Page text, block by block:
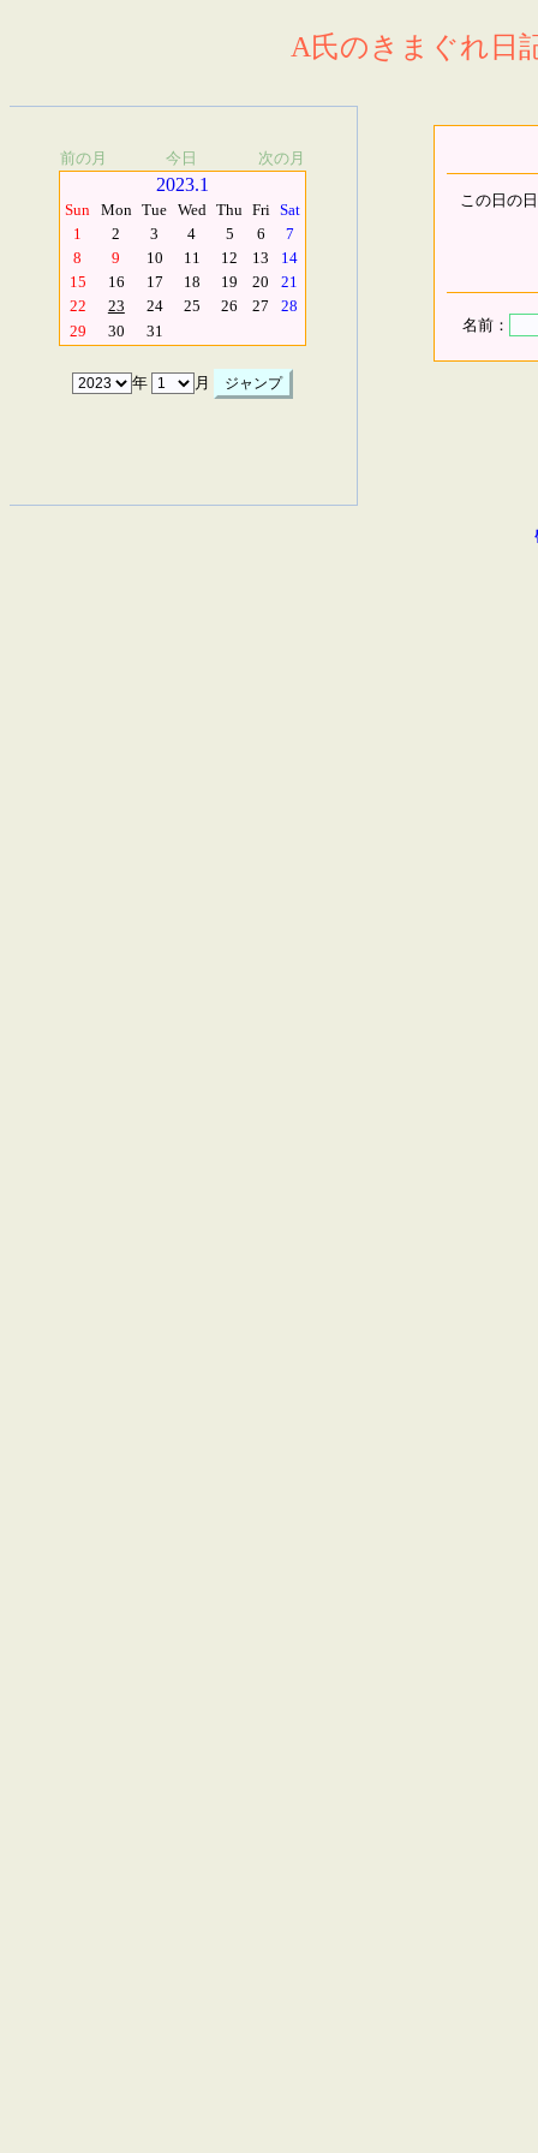
A氏のきまぐれ日
前の月 今日 次の月
2023.1
Sun Mon Tue Wed Thu Fri Sat
1
2 3 4 5 6
7
8
9 10 11 12 13
14
15
16 17 18 19 20
21
22
23 24 25 26 27
28
29
30 31
年 月
この日の
名前：